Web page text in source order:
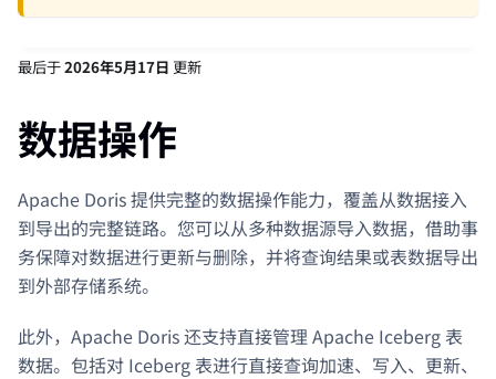
最后于2026年5月17日 更新
数据操作
Apache Doris 提供完整的数据操作能力，覆盖从数据接入
到导出的完整链路。您可以从多种数据源导入数据，借助事
务保障对数据进行更新与删除，并将查询结果或表数据导出
到外部存储系统。
此外，Apache Doris 还支持直接管理 Apache Iceberg 表
数据。包括对 Iceberg 表进行直接查询加速、写入、更新、